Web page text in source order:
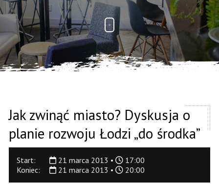
Jak zwinąć miasto? Dyskusja o
planie rozwoju Łodzi „do środka”
Start: 21 marca 2013 •
17:00
Koniec:
21 marca 2013 • 20:00